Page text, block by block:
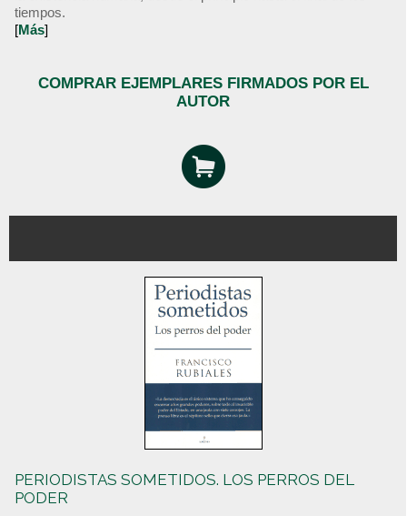
tiempos.
[Más]
COMPRAR EJEMPLARES FIRMADOS POR EL
AUTOR
PERIODISTAS SOMETIDOS. LOS PERROS DEL
PODER